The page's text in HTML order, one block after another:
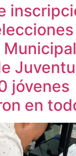
jóvenes
en